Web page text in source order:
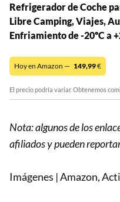
Refrigerador de Coche
Libre Camping, Viajes,
Enfriamiento de -20ºC a
Hoy en Amazon — 149,99€
El precio podría variar. Obtenemos
Nota: algunos de los
afiliados y pueden
Imágenes | Amazon,